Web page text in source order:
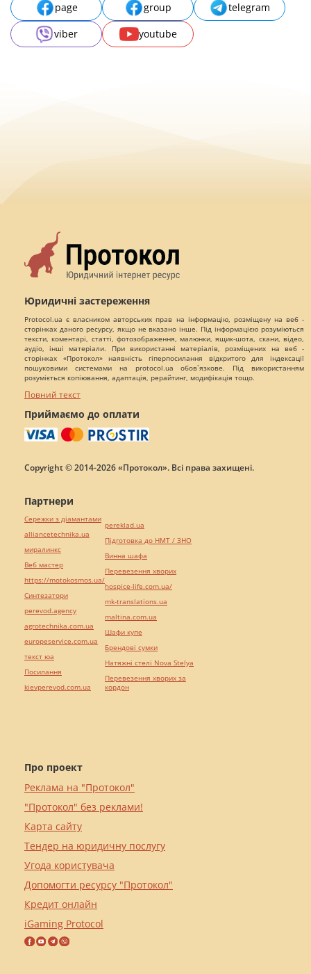
page group
telegram
viber
youtube
Юридичні застереження
Protocol.ua є власником авторських прав на інформацію, розміщену на веб -
сторінках даного ресурсу, якщо не вказано інше. Під інформацією розуміються
тексти, коментарі, статті, фотозображення, малюнки, ящик-шота, скани, відео,
аудіо, інші матеріали. При використанні матеріалів, розміщених на веб -
сторінках «Протокол» наявність гіперпосилання відкритого для індексації
пошуковими системами на protocol.ua обов`язкове. Під використанням
розуміється копіювання, адаптація, рерайтинг, модифікація тощо.
Повний текст
Приймаємо до оплати
Copyright © 2014-2026 «Протокол». Всі права захищені.
Про проект
Реклама на "Протокол"
"Протокол" без реклами!
Карта сайту
Тендер на юридичну послугу
Угода користувача
Допомогти ресурсу "Протокол"
Кредит онлайн
iGaming Protocol
Партнери
Сережки з діамантами
alliancetechnika.ua
миралинкс
Веб мастер
https://motokosmos.ua/
Синтезатори
perevod.agency
agrotechnika.com.ua
europeservice.com.ua
текст юа
Посилання
kievperevod.com.ua
pereklad.ua
Підготовка до НМТ / ЗНО
Винна шафа
Перевезення хворих
hospice-life.com.ua/
mk-translations.ua
maltina.com.ua
Шафи купе
Брендові сумки
Натяжні стелі Nova Stelya
Перевезення хворих за
кордон